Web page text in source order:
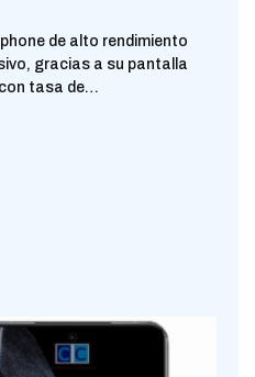
de alto rendimiento
gracias a su pantalla
tasa de…